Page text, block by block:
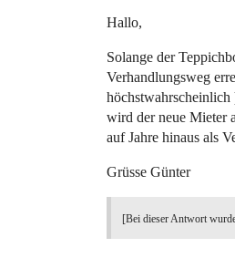
Hallo,
Solange der
Verhandlungsweg
wird der neue Mieter
auf Jahre hinaus als
Grüsse Günter
[Bei dieser Antwort